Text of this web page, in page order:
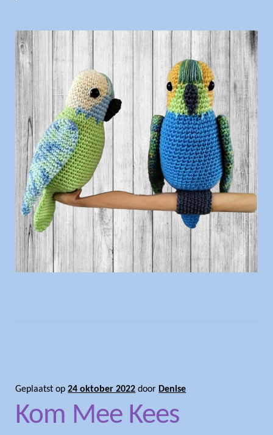
Geplaatst op24 oktober 2022 door Denise
Kom Mee Kees